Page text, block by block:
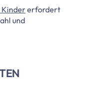
Kindererfordert
und